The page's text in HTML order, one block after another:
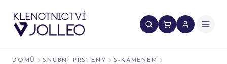
DOMŮ SNUBNÍ PRSTENY
S-KAMENEM